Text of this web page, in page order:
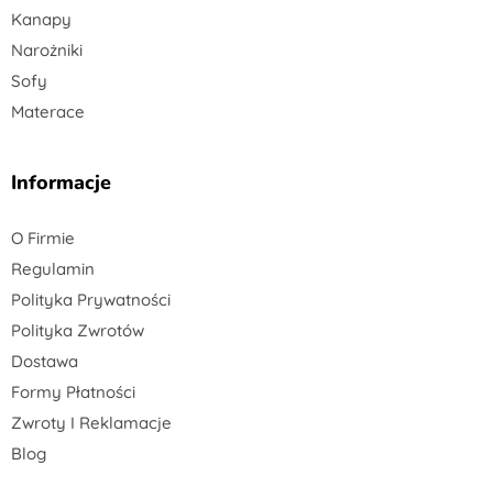
Kanapy
Narożniki
Sofy
Materace
Informacje
O Firmie
Regulamin
Polityka Prywatności
Polityka Zwrotów
Dostawa
Formy Płatności
Zwroty I Reklamacje
Blog